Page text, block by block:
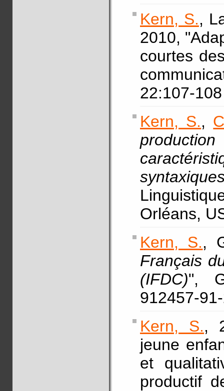
Kern, S.,
2010,
courtes
22:107-108
Kern, S.,
Orléans,
Kern, S.,
Français
(IFDC)",
912457-
Kern, S.,
jeune
et
productif